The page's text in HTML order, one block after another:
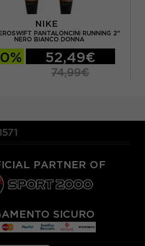
NIKE
PANTALONCINI RUNNING 2"
NERO BIANCO DONNA
52,49€
74,99€
PARTNER OF
SICURO